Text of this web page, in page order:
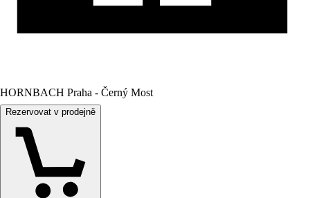
HORNBACH Praha - Černý Most
Rezervovat v prodejně